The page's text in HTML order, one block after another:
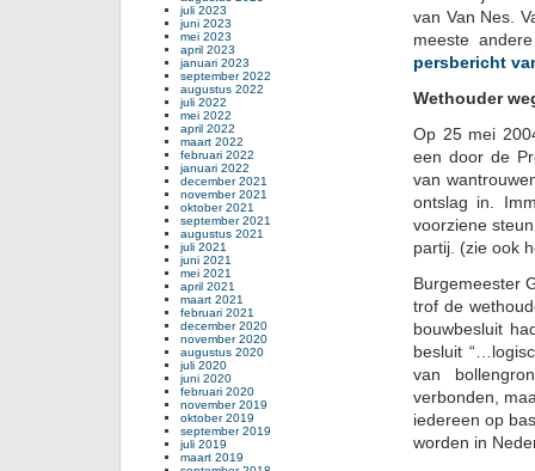
van Van Nes.
meeste
persbericht
Wethouder
Op 25 mei
een door de
van
ontslag in.
voorziene
partij. (zie ook
Burgemeester
trof de
bouwbesluit
besluit
van
verbonden,
iedereen op
worden in
juli 2023
juni 2023
mei 2023
april 2023
januari 2023
september 2022
augustus 2022
juli 2022
mei 2022
april 2022
maart 2022
februari 2022
januari 2022
december 2021
november 2021
oktober 2021
september 2021
augustus 2021
juli 2021
juni 2021
mei 2021
april 2021
maart 2021
februari 2021
december 2020
november 2020
augustus 2020
juli 2020
juni 2020
februari 2020
november 2019
oktober 2019
september 2019
juli 2019
maart 2019